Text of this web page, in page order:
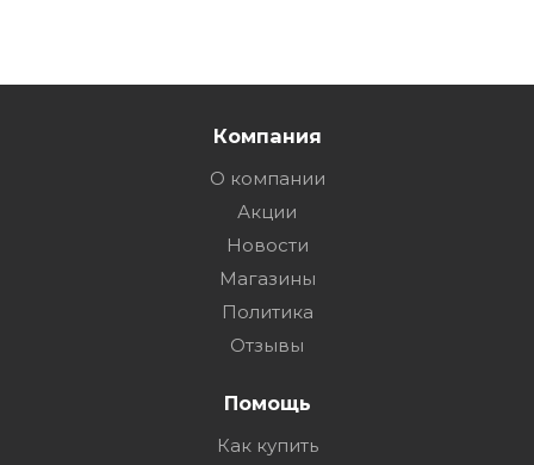
Компания
О компании
Акции
Новости
Магазины
Политика
Отзывы
Помощь
Как купить